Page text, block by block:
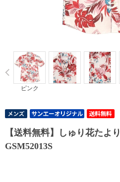
ピンク
Prev
【送料無料】しゅり花たよ
GSM52013S